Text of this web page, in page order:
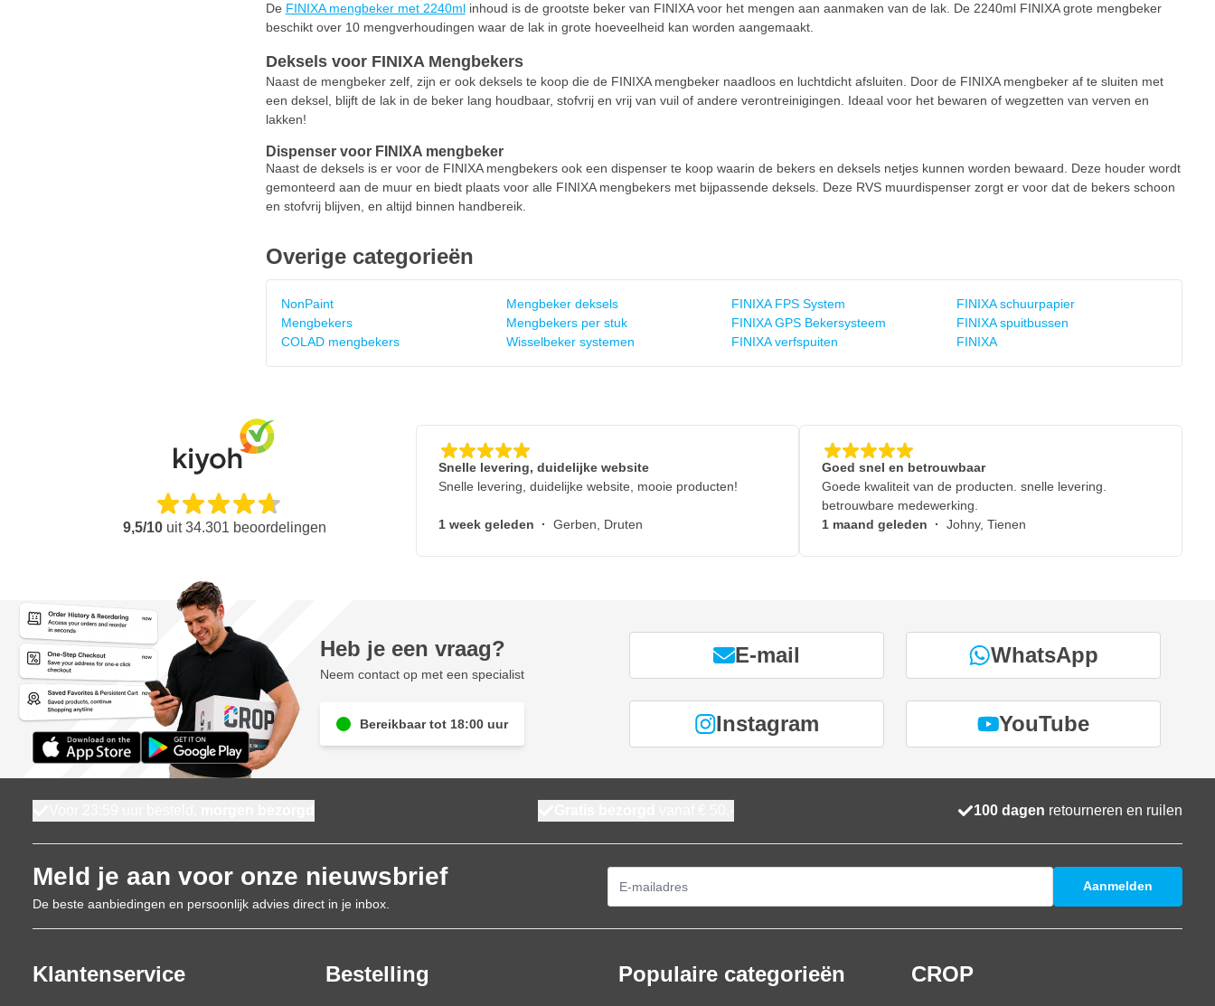
De FINIXA mengbeker met 2240mlinhoud is de grootste beker van FINIXA voor het mengen aan aanmaken van de lak. De 2240ml FINIXA grote mengbeker
beschikt over 10 mengverhoudingen waar de lak in grote hoeveelheid kan worden aangemaakt.
Deksels voor FINIXA Mengbekers
Naast de mengbeker zelf, zijn er ook deksels te koop die de FINIXA mengbeker naadloos en luchtdicht afsluiten. Door de FINIXA mengbeker af te sluiten met
een deksel, blijft de lak in de beker lang houdbaar, stofvrij en vrij van vuil of andere verontreinigingen. Ideaal voor het bewaren of wegzetten van verven en
lakken!
Dispenser voor FINIXA mengbeker
Naast de deksels is er voor de FINIXA mengbekers ook een dispenser te koop waarin de bekers en deksels netjes kunnen worden bewaard. Deze houder wordt
gemonteerd aan de muur en biedt plaats voor alle FINIXA mengbekers met bijpassende deksels. Deze RVS muurdispenser zorgt er voor dat de bekers schoon
en stofvrij blijven, en altijd binnen handbereik.
Overige categorieën
NonPaint
Mengbekers
COLAD mengbekers
Mengbeker deksels
Mengbekers per stuk
Wisselbeker systemen
FINIXA FPS System
FINIXA GPS Bekersysteem
FINIXA verfspuiten
FINIXA schuurpapier
FINIXA spuitbussen
FINIXA
9,5/10uit34.301 beoordelingen
Snelle levering, duidelijke website
Snelle levering, duidelijke website, mooie producten!
1 week geleden · Gerben, Druten
Goed snel en betrouwbaar
Goede kwaliteit van de producten. snelle levering.
betrouwbare medewerking.
1 maand geleden · Johny, Tienen
Heb je een vraag?
Neem contact op met een specialist
Bereikbaar tot 18:00 uur
E-mail WhatsApp
Instagram YouTube
100 dagen retourneren en ruilen
Meld je aan voor onze nieuwsbrief
De beste aanbiedingen en persoonlijk advies direct in je inbox.
Aanmelden
Klantenservice Bestelling Populaire categorieën CROP